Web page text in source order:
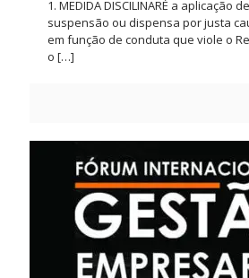
1. MEDIDA DISCILINARÉ a aplicação
suspensão ou dispensa por justa
em função de conduta que viole o
o […]